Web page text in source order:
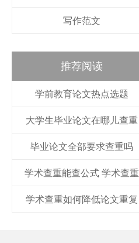
写作范文
推荐阅读
学前教育论文热点选题
大学生毕业论文在哪儿查重
毕业论文全部要求查重吗
学术查重能查公式 学术查重
学术查重如何降低论文重复